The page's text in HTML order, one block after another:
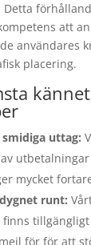
att
användares
placering.
smidiga uttag:
mycket
runt:
finns
för för att